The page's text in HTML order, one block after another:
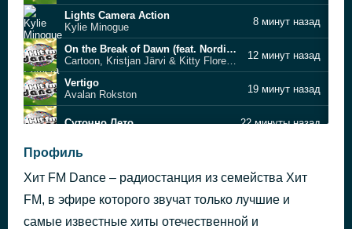
Lights Camera Action
Kylie Minogue
8 минут назад
On the Break of Dawn (feat. Nordic Pulse)
Cartoon, Kristjan Järvi & Kitty Florentine
12 минут назад
Vertigo
Avalan Rokston
19 минут назад
Суточно Лето 22 минуты назад
Mr. Know It All
Don't Leave (Kylie)
Akcent
Written in the Stars
49 минут назад
Профиль
Хит FM Dance – радиостанция из семейства Хит
FM, в эфире которого звучат только лучшие и
самые известные хиты отечественной и